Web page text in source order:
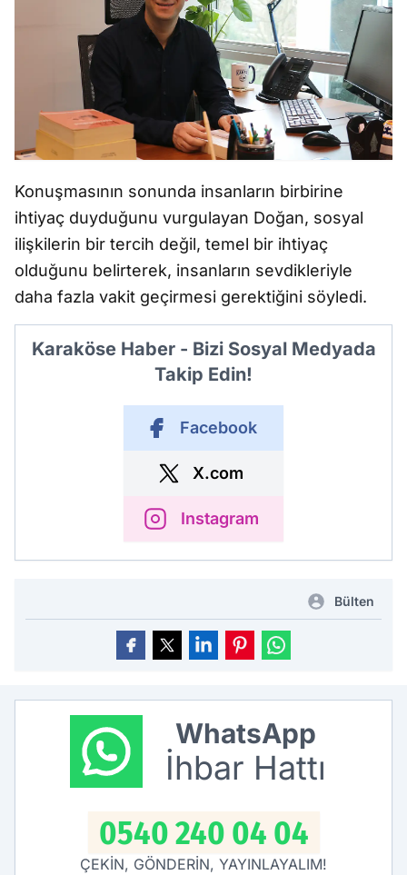
Konuşmasının sonunda insanların birbirine
ihtiyaç duyduğunu vurgulayan Doğan, sosyal
ilişkilerin bir tercih değil, temel bir ihtiyaç
olduğunu belirterek, insanların sevdikleriyle
daha fazla vakit geçirmesi gerektiğini söyledi.
Karaköse Haber - Bizi Sosyal Medyada
Takip Edin!
Facebook
X.com
Instagram
Bülten
WhatsApp
İhbar Hattı
0540 240 04 04
ÇEKİN, GÖNDERİN, YAYINLAYALIM!